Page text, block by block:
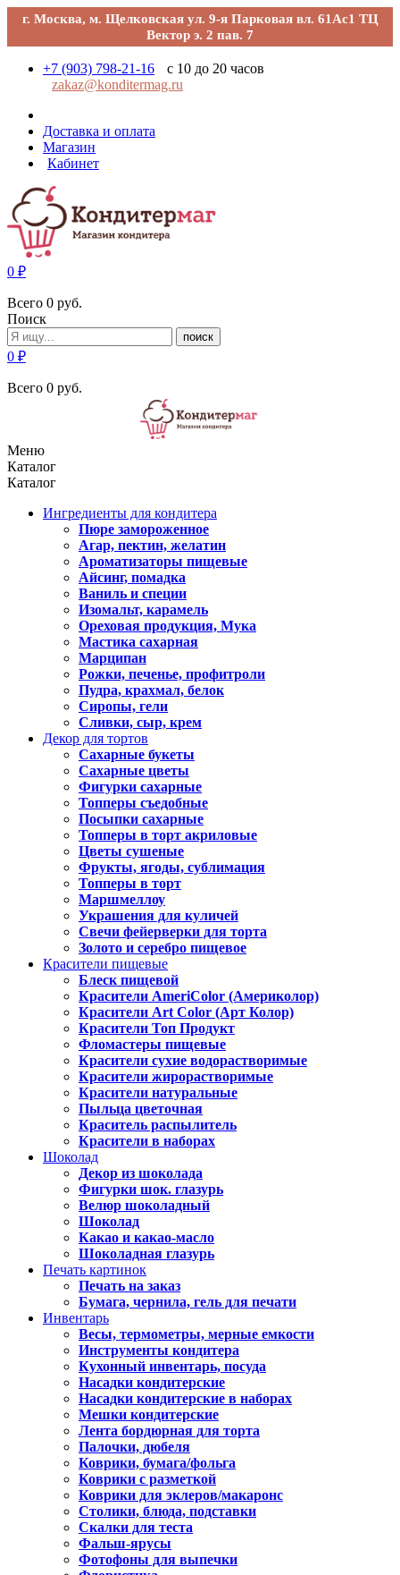
г. Москва, м. Щелковская ул. 9-я Парковая вл. 61Ас1 ТЦ
Вектор э. 2 пав. 7
+7 (903) 798-21-16
с 10 до 20 часов
zakaz@konditermag.ru
Доставка и оплата
Магазин
Кабинет
0 ₽
Всего 0 руб.
Поиск
поиск
0 ₽
Всего 0 руб.
Меню
Каталог
Каталог
Ингредиенты для кондитера
Пюре замороженное
Агар, пектин, желатин
Ароматизаторы пищевые
Айсинг, помадка
Ваниль и специи
Изомальт, карамель
Ореховая продукция, Мука
Мастика сахарная
Марципан
Рожки, печенье, профитроли
Пудра, крахмал, белок
Сиропы, гели
Сливки, сыр, крем
Декор для тортов
Сахарные букеты
Сахарные цветы
Фигурки сахарные
Топперы съедобные
Посыпки сахарные
Топперы в торт акриловые
Цветы сушеные
Фрукты, ягоды, сублимация
Топперы в торт
Маршмеллоу
Украшения для куличей
Свечи фейерверки для торта
Золото и серебро пищевое
Красители пищевые
Блеск пищевой
Красители AmeriColor (Америколор)
Красители Art Color (Арт Колор)
Красители Топ Продукт
Фломастеры пищевые
Красители сухие водорастворимые
Красители жирорастворимые
Красители натуральные
Пыльца цветочная
Краситель распылитель
Красители в наборах
Шоколад
Декор из шоколада
Фигурки шок. глазурь
Велюр шоколадный
Шоколад
Какао и какао-масло
Шоколадная глазурь
Печать картинок
Печать на заказ
Бумага, чернила, гель для печати
Инвентарь
Весы, термометры, мерные емкости
Инструменты кондитера
Кухонный инвентарь, посуда
Насадки кондитерские
Насадки кондитерские в наборах
Мешки кондитерские
Лента бордюрная для торта
Палочки, дюбеля
Коврики, бумага/фольга
Коврики с разметкой
Коврики для эклеров/макаронс
Столики, блюда, подставки
Скалки для теста
Фальш-ярусы
Фотофоны для выпечки